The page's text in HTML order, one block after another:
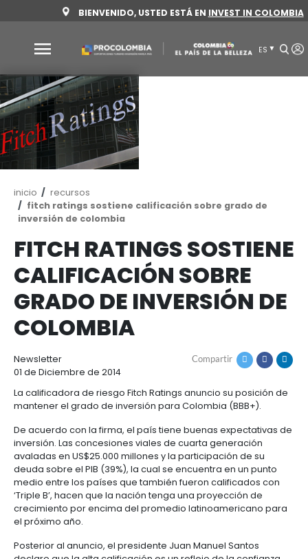
al
contenido
principal
BIENVENIDO, USTED ESTÁ ENINVEST
Por
qué
Colombia
para
invertir
Sectores
para
invertir
Agroindustria
y
alimentos
Agroindustria
y
alimentos
Alimentos
procesados
Cacao
Energía
Energía
Energía
renovable
Salud
y
ciencias
y
Cómo
invertir
Cómo
invertir
1.
Régimen
general
de
la
inversión
extranjera
2.
Régimen
Recursos
Recursos
Acompañamiento
Buscador
de
oportunidades
Buscador
de
Directorio
de
Contacto
Ruta
de
navegación
inicio
recursos
fitch ratings sostiene calificación sobre
inversión de colombia
FITCH RATINGS
CALIFICACIÓN
GRADO DE
COLOMBIA
Newsletter Compartir
01 de Diciembre de 2014
La calificadora de riesgo Fitch Ratings anuncio su
mantener el grado de inversión para Colombia
inversión. Las concesiones viales de cuarta